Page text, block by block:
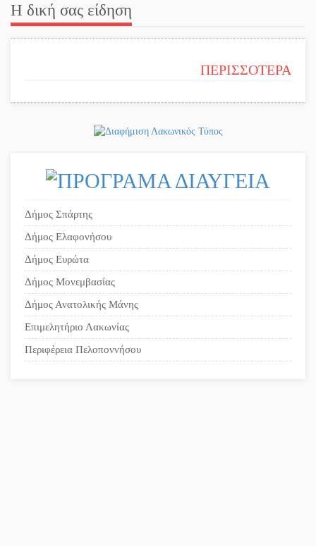
Η δική σας είδηση
ΠΕΡΙΣΣΟΤΕΡΑ
Δήμος Σπάρτης
Δήμος Ελαφονήσου
Δήμος Ευρώτα
Δήμος Μονεμβασίας
Δήμος Ανατολικής Μάνης
Επιμελητήριο Λακωνίας
Περιφέρεια Πελοποννήσου